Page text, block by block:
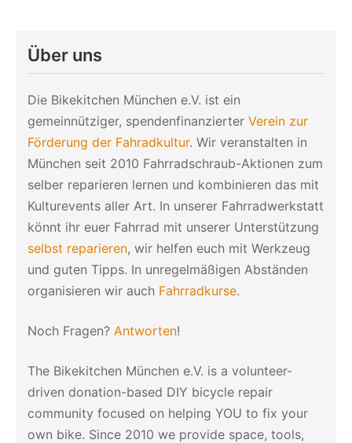
Über uns
Die Bikekitchen München e.V. ist ein
gemeinnütziger, spendenfinanzierter Verein zur
Förderung der Fahradkultur. Wir veranstalten in
München seit 2010 Fahrradschraub-Aktionen zum
selber reparieren lernen und kombinieren das mit
Kulturevents aller Art. In unserer Fahrradwerkstatt
könnt ihr euer Fahrrad mit unserer Unterstützung
selbst reparieren, wir helfen euch mit Werkzeug
und guten Tipps. In unregelmäßigen Abständen
organisieren wir auch Fahrradkurse.
Noch Fragen? Antworten!
The Bikekitchen München e.V. is a volunteer-
driven donation-based DIY bicycle repair
community focused on helping YOU to fix your
own bike. Since 2010 we provide space, tools,